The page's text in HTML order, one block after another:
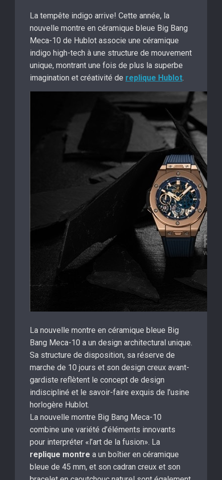
La tempête indigo arrive! Cette année, la
nouvelle montre en céramique bleue Big Bang
Meca-10 de Hublot associe une céramique
indigo high-tech à une structure de mouvement
unique, montrant une fois de plus la superbe
imagination et créativité de replique Hublot.
La nouvelle montre en céramique bleue Big
Bang Meca-10 a un design architectural unique.
Sa structure de disposition, sa réserve de
marche de 10 jours et son design creux avant-
gardiste reflètent le concept de design
indiscipliné et le savoir-faire exquis de l’usine
horlogère Hublot.
La nouvelle montre Big Bang Meca-10
combine une variété d’éléments innovants
pour interpréter «l’art de la fusion». La
replique montre a un boîtier en céramique
bleue de 45 mm, et son cadran creux et son